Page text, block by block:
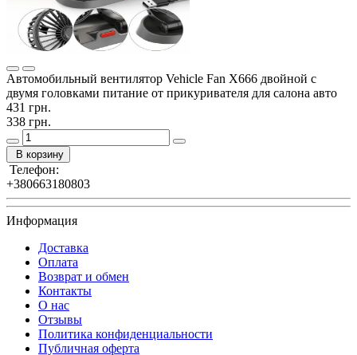
Автомобильный вентилятор Vehicle Fan X666 двойной с
двумя головками питание от прикуривателя для салона авто
431 грн.
338 грн.
В корзину
Телефон:
+380663180803
Информация
Доставка
Оплата
Возврат и обмен
Контакты
О нас
Отзывы
Политика конфиденциальности
Публичная оферта